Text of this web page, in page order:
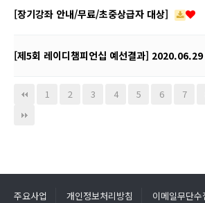
[장기강좌 안내/무료/초중상급자 대상]
[제5회 레이디챔피언십 예선결과] 2020.06.29
1 2 3 4 5 6 7
주요사업 개인정보처리방침 이메일무단수